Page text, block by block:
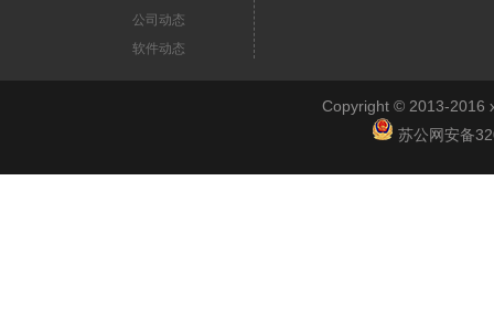
公司动态
软件动态
Copyright © 2013-2016
苏公网安备